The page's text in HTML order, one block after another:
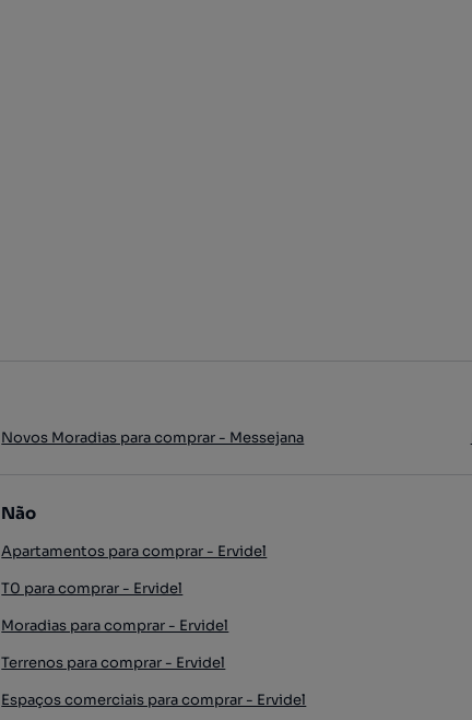
Novos Moradias para comprar - Messejana
Não
Apartamentos para comprar - Ervidel
T0 para comprar - Ervidel
Moradias para comprar - Ervidel
Terrenos para comprar - Ervidel
Espaços comerciais para comprar - Ervidel